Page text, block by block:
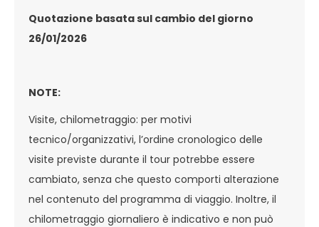
Quotazione basata sul cambio del giorno
26/01/2026
NOTE:
Visite, chilometraggio: per motivi
tecnico/organizzativi, l’ordine cronologico delle
visite previste durante il tour potrebbe essere
cambiato, senza che questo comporti alterazione
nel contenuto del programma di viaggio. Inoltre, il
chilometraggio giornaliero è indicativo e non può